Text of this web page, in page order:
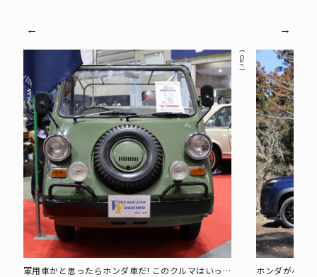
Car
軍用車かと思ったらホンダ車だ! このクルマはいった
ホンダが小型